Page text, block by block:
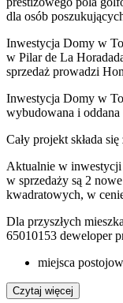
dla osób
Inwestycja Domy w
w Pilar de La
sprzedaż prowadzi
Inwestycja Domy w
wybudowana i
Cały projekt składa się
Aktualnie w inwestycji
w sprzedaży są 2
kwadratowych, w
Dla przyszłych
65010153 deweloper
miejsca
Czytaj więcej